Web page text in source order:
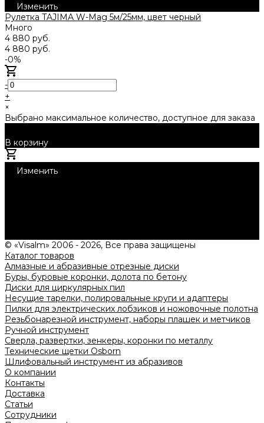
Изменить
Рулетка TAJIMA W-Mag 5м/25мм, цвет черный
Много
4 880 руб.
4 880 руб.
-0%
-
+
×
Выбрано максимальное количество, доступное для заказа
В корзину
Изменить
© «Visalm» 2006 - 2026, Все права защищены
Каталог товаров
Алмазные и абразивные отрезные диски
Буры, буровые коронки, долота по бетону
Диски для циркулярных пил
Несущие тарелки, полировальные круги и адаптеры
Пилки для электрических лобзиков и ножовочные полотна
Резьбонарезной инструмент, наборы плашек и метчиков
Ручной инструмент
Сверла, развертки, зенкеры, коронки по металлу
Технические щетки Osborn
Шлифовальный инструмент из абразивов
О компании
Контакты
Доставка
Статьи
Сотрудники